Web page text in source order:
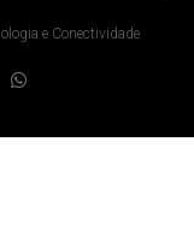
e Conectividade